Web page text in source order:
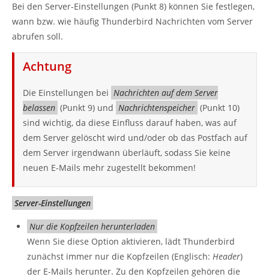
Bei den Server-Einstellungen (Punkt 8) können Sie festlegen,
wann bzw. wie häufig Thunderbird Nachrichten vom Server
abrufen soll.
Achtung
Die Einstellungen bei Nachrichten auf dem Server
belassen (Punkt 9) und Nachrichtenspeicher (Punkt 10)
sind wichtig, da diese Einfluss darauf haben, was auf
dem Server gelöscht wird und/oder ob das Postfach auf
dem Server irgendwann überläuft, sodass Sie keine
neuen E-Mails mehr zugestellt bekommen!
Server-Einstellungen
Nur die Kopfzeilen herunterladen
Wenn Sie diese Option aktivieren, lädt Thunderbird
zunächst immer nur die Kopfzeilen (Englisch: Header)
der E-Mails herunter. Zu den Kopfzeilen gehören die